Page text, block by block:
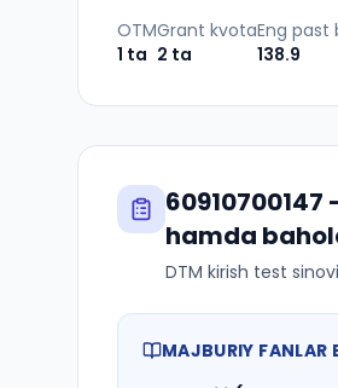
OTM
1 ta
Grant kvota
2 ta
Eng past
138.9
60910700147
hamda
DTM kirish test
MAJBURIY FANLAR